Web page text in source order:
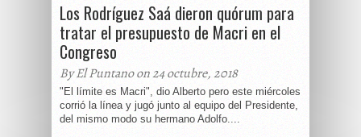
Los Rodríguez Saá dieron quórum para
tratar el presupuesto de Macri en el
Congreso
By El Puntano on 24 octubre, 2018
"El límite es Macri", dio Alberto pero este miércoles
corrió la línea y jugó junto al equipo del Presidente,
del mismo modo su hermano Adolfo....